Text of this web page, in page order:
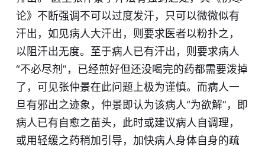
论》不断强调不可以过度发汗，只可以微微似有
汗出，如见病人大汗出，则要求医者以粉扑之，
以阻汗出无度。至于病人已有汗出，则要求病人
“不必尽剂”，已经煎好但还没喝完的药都需要泼掉
了，可见张仲景在此问题上极为谨慎。而病人一
旦有邪出之迹象，仲景即认为该病人“为欲解”，即
病人已有自愈之苗头，此时或建议病人自调理，
或用轻缓之药稍加引导，加快病人身体自身的疏